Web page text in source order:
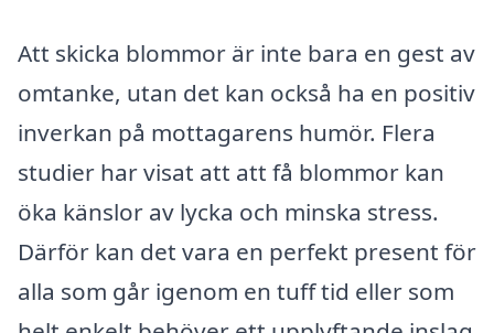
Att skicka blommor är inte bara en gest av
omtanke, utan det kan också ha en positiv
inverkan på mottagarens humör. Flera
studier har visat att att få blommor kan
öka känslor av lycka och minska stress.
Därför kan det vara en perfekt present för
alla som går igenom en tuff tid eller som